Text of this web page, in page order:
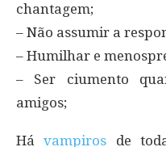
chantagem;
– Não assumir a
– Humilhar e
– Ser ciumento
amigos;
Hávampiros de